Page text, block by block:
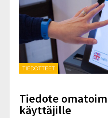
TIEDOTTEET
Tiedote
käyttäjille